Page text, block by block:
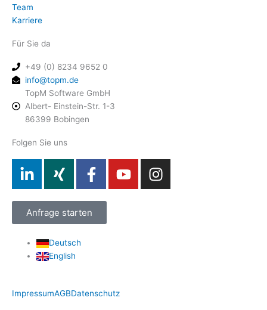
Team
Karriere
Für Sie da
+49 (0) 8234 9652 0
info@topm.de
TopM Software GmbH
Albert- Einstein-Str. 1-3
86399 Bobingen
Folgen Sie uns
i
k
e
d
i
i
X
i
g
F
a
e
b
f
Y
o
I
n
Anfrage starten
Deutsch
English
ImpressumAGBDatenschutz